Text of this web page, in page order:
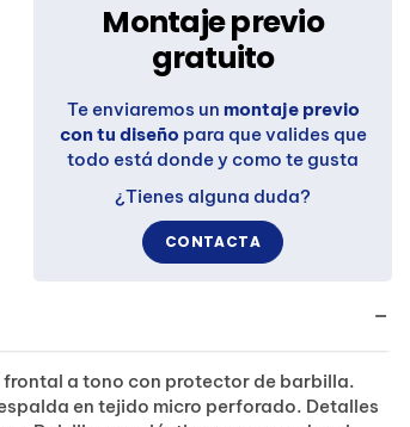
a tono con protector de barbilla.
en tejido micro perforado. Detalles
Montaje previo
gratuito
Te enviaremos un montaje previo
con tu diseño para que valides que
todo está donde y como te gusta
¿Tienes alguna duda?
CONTACTA